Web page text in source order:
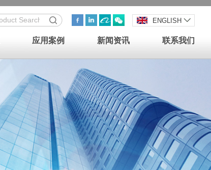
ENGLISH
应用案例 新闻资讯 联系我们